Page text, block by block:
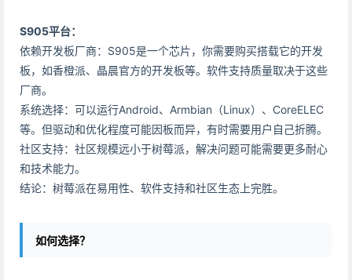
S905平台：
依赖开发板厂商：S905是一个芯片，你需要购买搭载它的开发
板，如香橙派、晶晨官方的开发板等。软件支持质量取决于这些
厂商。
系统选择：可以运行Android、Armbian（Linux）、CoreELEC
等。但驱动和优化程度可能因板而异，有时需要用户自己折腾。
社区支持：社区规模远小于树莓派，解决问题可能需要更多耐心
和技术能力。
结论：树莓派在易用性、软件支持和社区生态上完胜。
如何选择？